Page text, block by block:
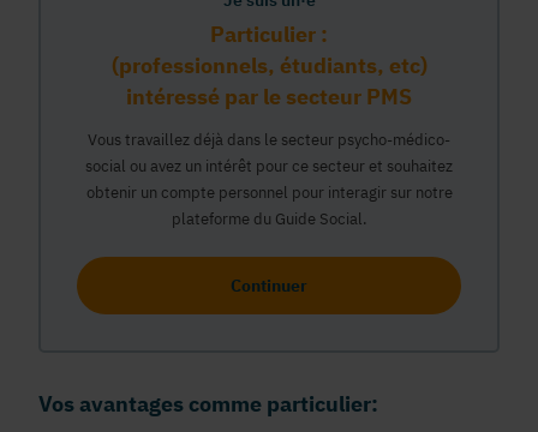
Particulier :
(professionnels, étudiants, etc)
intéressé par le secteur PMS
Vous travaillez déjà dans le secteur psycho-médico-
social ou avez un intérêt pour ce secteur et souhaitez
obtenir un compte personnel pour interagir sur notre
plateforme du Guide Social.
Continuer
Vos avantages comme particulier: